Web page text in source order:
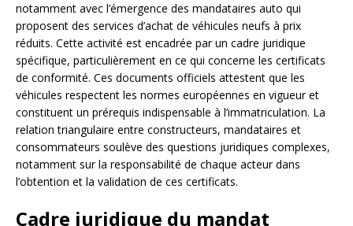
notamment avec l’émergence des mandataires auto qui
proposent des services d’achat de véhicules neufs à prix
réduits. Cette activité est encadrée par un cadre juridique
spécifique, particulièrement en ce qui concerne les certificats
de conformité. Ces documents officiels attestent que les
véhicules respectent les normes européennes en vigueur et
constituent un prérequis indispensable à l’immatriculation. La
relation triangulaire entre constructeurs, mandataires et
consommateurs soulève des questions juridiques complexes,
notamment sur la responsabilité de chaque acteur dans
l’obtention et la validation de ces certificats.
Cadre juridique du mandat